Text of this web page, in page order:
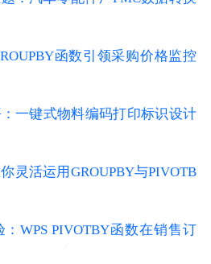
函数引领采购价格监控
一键式物料编码打印标识设计
灵活运用GROUPBY与PIVOTB
WPS PIVOTBY函数在销售订